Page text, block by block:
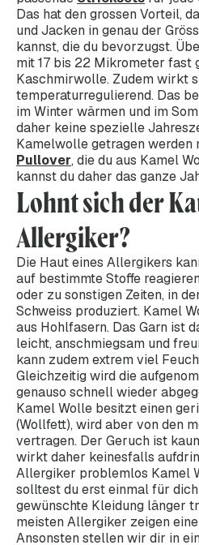
Das hat den grossen Vorteil,
und Jacken in genau der
kannst, die du bevorzugst.
mit 17 bis 22 Mikrometer fast
Kaschmirwolle. Zudem wirkt
temperaturregulierend. Das
im Winter wärmen und im
daher keine spezielle
Kamelwolle getragen werden
Pullover, die du aus Kamel
kannst du daher das ganze
Lohnt sich der
Allergiker?
Die Haut eines Allergikers
auf bestimmte Stoffe
oder zu sonstigen Zeiten, in
Schweiss produziert. Kamel
aus Hohlfasern. Das Garn ist
leicht, anschmiegsam und
kann zudem extrem viel
Gleichzeitig wird die
genauso schnell wieder
Kamel Wolle besitzt einen
(Wollfett), wird aber von den
vertragen. Der Geruch ist
wirkt daher keinesfalls
Allergiker problemlos Kamel
solltest du erst einmal für
gewünschte Kleidung länger
meisten Allergiker zeigen
Ansonsten stellen wir dir in